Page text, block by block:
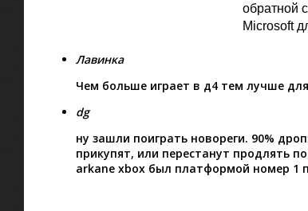
обратной
Microsoft
Лавинка
Чем больше играет в д4 тем лучше
dg
ну зашли поиграть новореги. 90%
прикупят, или перестанут продлять
arkane xbox был платформой номер 1